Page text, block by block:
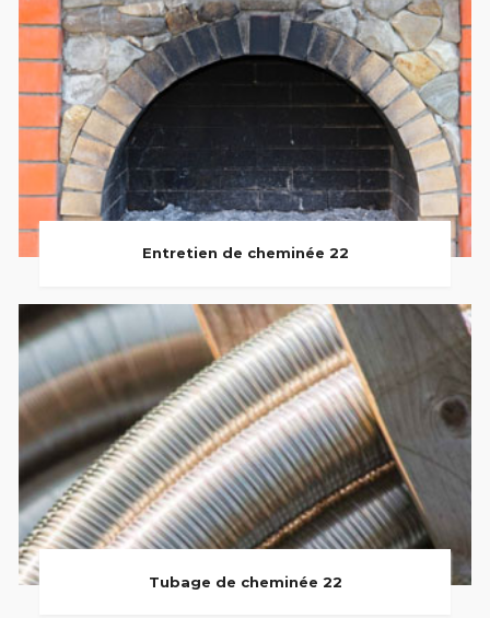
Entretien de cheminée 22
Tubage de cheminée 22